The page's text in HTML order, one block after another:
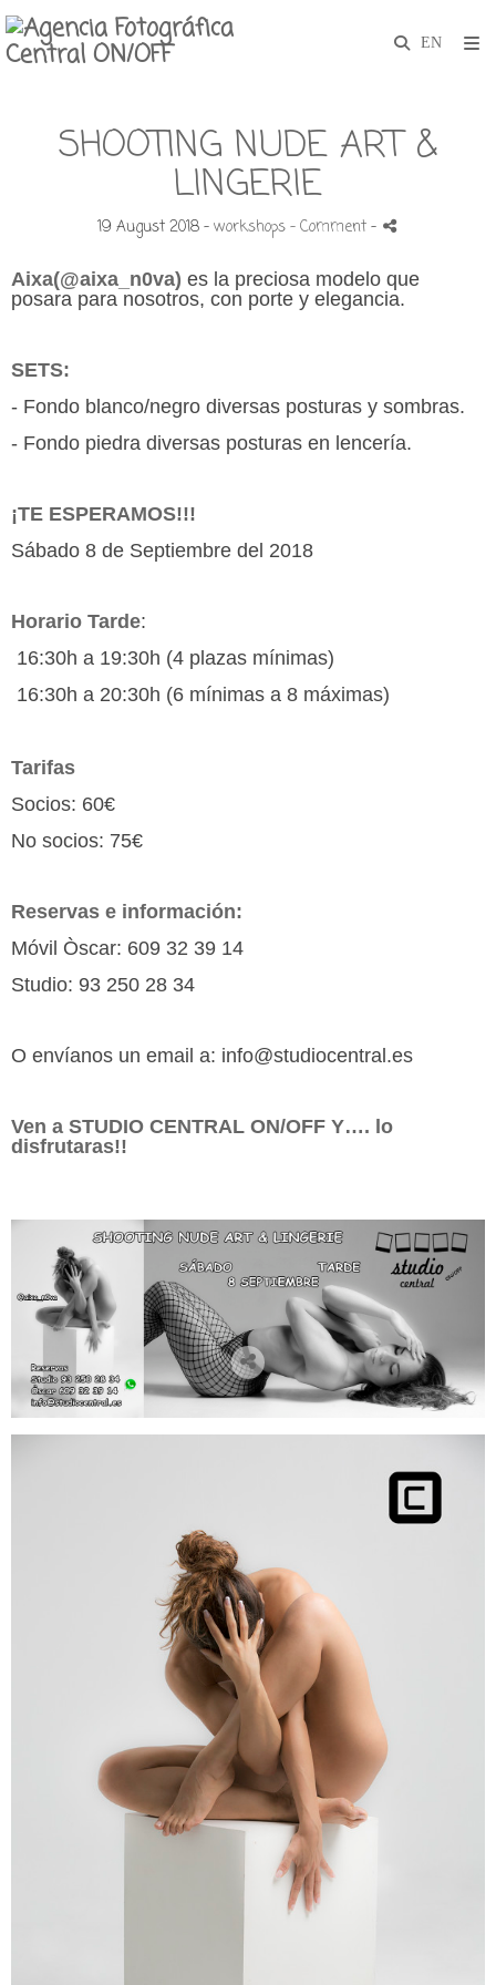
SHOOTING NUDE ART &
LINGERIE
19 August 2018 -workshops- Comment-
Aixa(@aixa_n0va) es la preciosa modelo que
posara para nosotros, con porte y elegancia.
SETS:
- Fondo blanco/negro diversas posturas y sombras.
- Fondo piedra diversas posturas en lencería.
¡TE ESPERAMOS!!!
Sábado 8 de Septiembre del 2018
Horario Tarde:
16:30h a 19:30h (4 plazas mínimas)
16:30h a 20:30h (6 mínimas a 8 máximas)
Tarifas
Socios: 60€
No socios: 75€
Reservas e información:
Móvil Òscar: 609 32 39 14
Studio: 93 250 28 34
O envíanos un email a: info@studiocentral.es
Ven a STUDIO CENTRAL ON/OFF Y…. lo
disfrutaras!!